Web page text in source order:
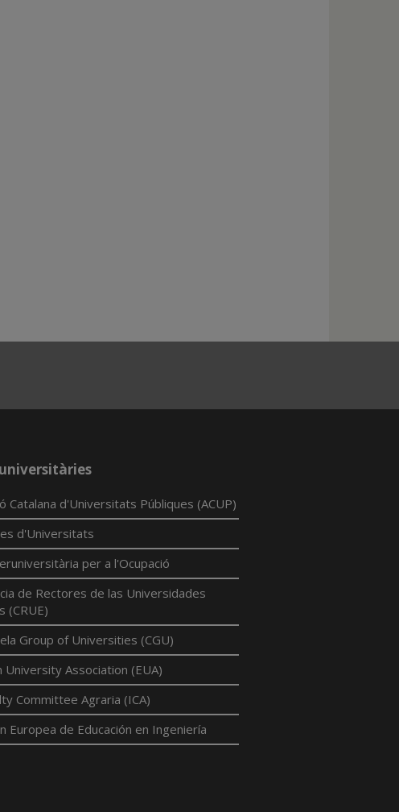
Catalana d'Universitats Públiques (ACUP)
d'Universitats
per a l'Ocupació
de Rectores de las Universidades
(CRUE)
Group of Universities (CGU)
University Association (EUA)
Committee Agraria (ICA)
Europea de Educación en Ingeniería